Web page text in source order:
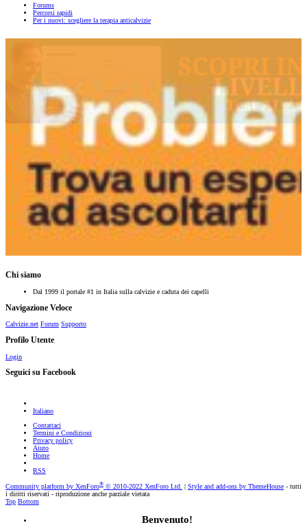
Forums
Percorsi rapidi
Per i nuovi: scegliere la terapia anticalvizie
Chi siamo
Dal 1999 il portale #1 in Italia sulla calvizie e caduta dei capelli
Navigazione Veloce
Calvizie.net Forum Supporto
Profilo Utente
Login
Seguici su Facebook
Italiano
Contattaci
Termini e Condizioni
Privacy policy
Aiuto
Home
RSS
Community platform by XenForo® © 2010-2022 XenForo Ltd. Style and add-ons by ThemeHouse - tutti
i diritti riservati - riproduzione anche parziale vietata
Top Bottom
Benvenuto!